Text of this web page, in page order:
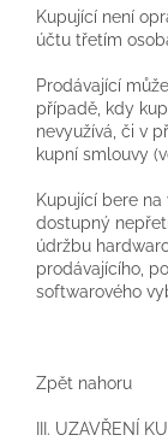
Kupující není
účtu třetím
Prodávající
případě, kdy
nevyužívá, či v
kupní smlouvy
Kupující bere
dostupný
údržbu
prodávajícího,
softwarového
Zpět nahoru
III. UZAVŘENÍ